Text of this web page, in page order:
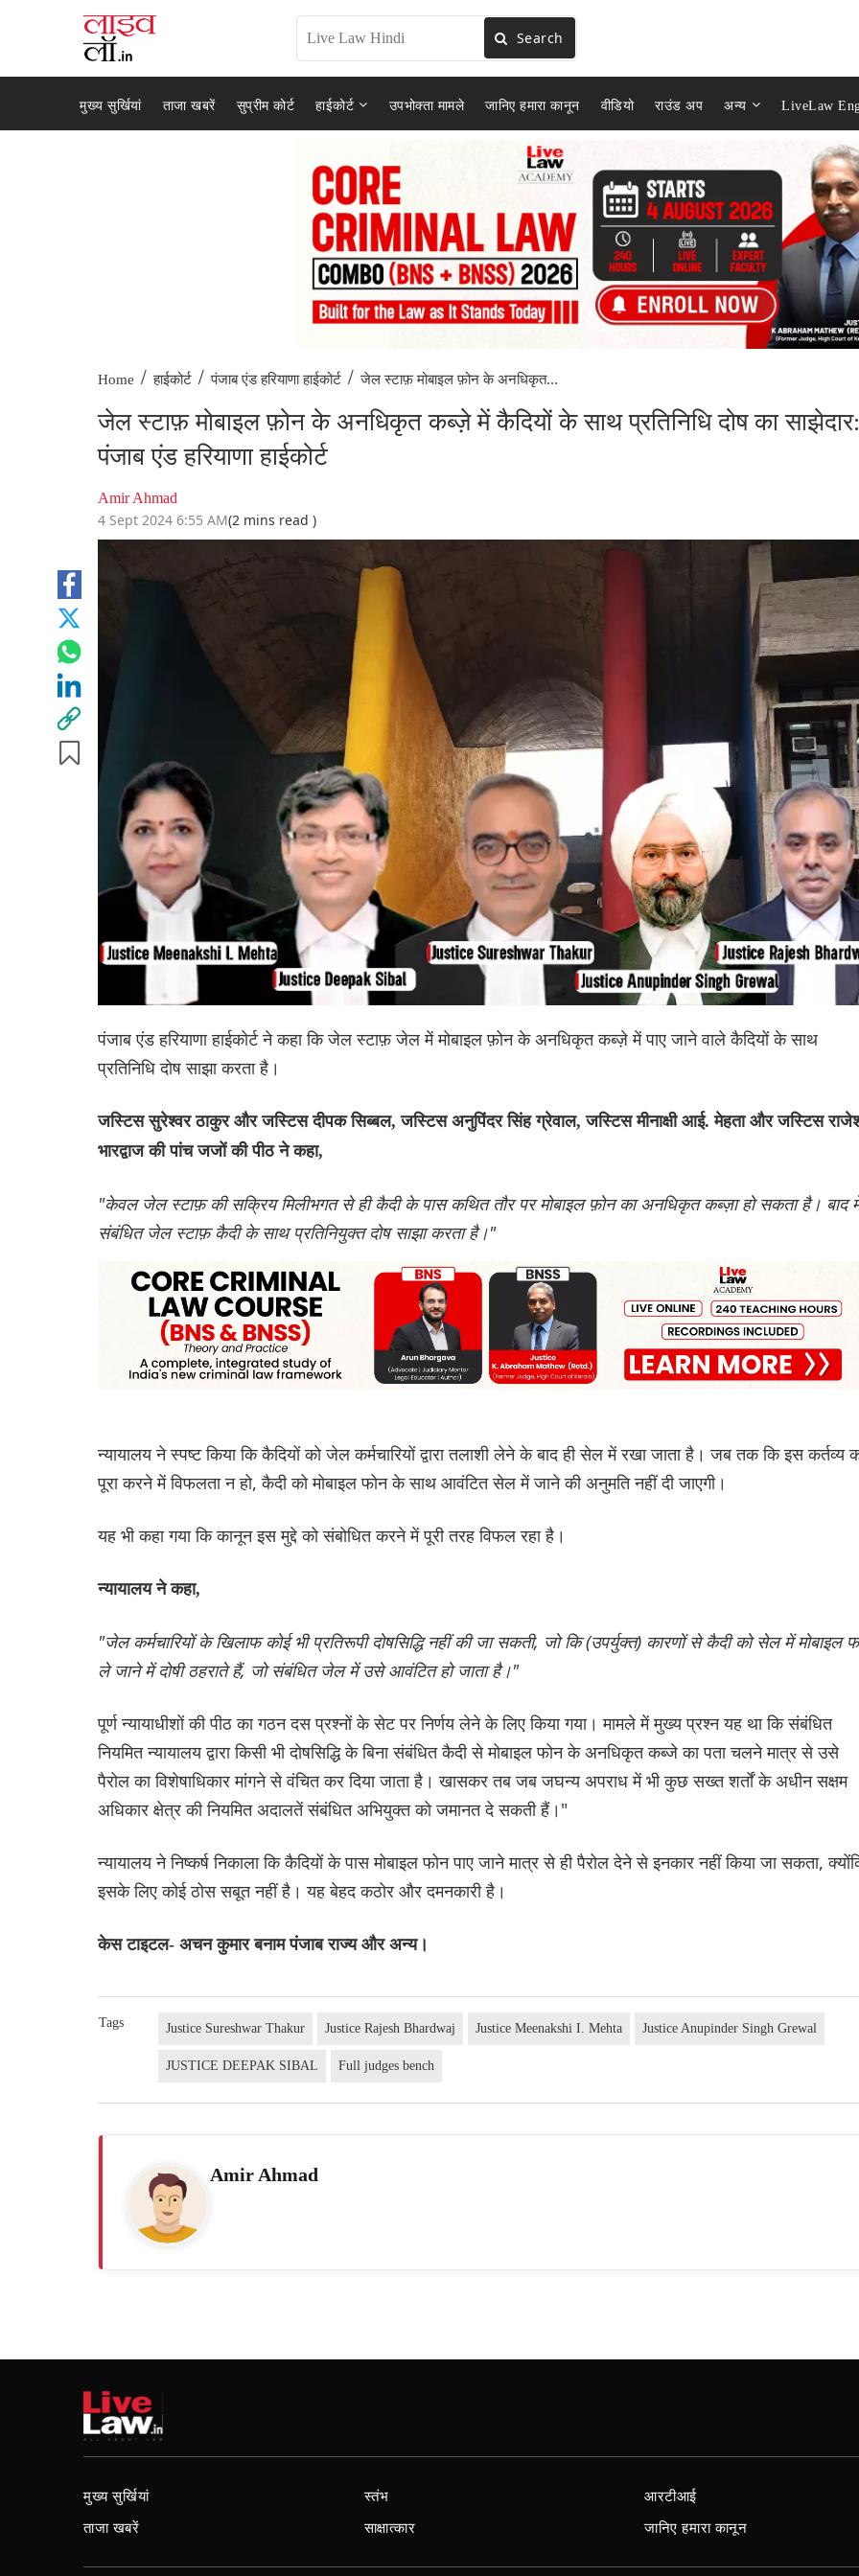
Search
मुख्य सुर्खियां ताजा खबरें सुप्रीम कोर्ट हाईकोर्ट उपभोक्ता मामले जानिए हमारा कानून वीडियो राउंड अप अन्य LiveLaw
Home / हाईकोर्ट / पंजाब एंड हरियाणा हाईकोर्ट / जेल स्टाफ़ मोबाइल फ़ोन के अनधिकृत...
जेल स्टाफ़ मोबाइल फ़ोन के अनधिकृत कब्ज़े में कैदियों के साथ प्रतिनिधि दोष का साझेदार:
पंजाब एंड हरियाणा हाईकोर्ट
Amir Ahmad
4 Sept 2024 6:55 AM(2 mins read )
पंजाब एंड हरियाणा हाईकोर्ट ने कहा कि जेल स्टाफ़ जेल में मोबाइल फ़ोन के अनधिकृत कब्ज़े में पाए जाने वाले कैदियों के साथ
प्रतिनिधि दोष साझा करता है।
जस्टिस सुरेश्वर ठाकुर और जस्टिस दीपक सिब्बल, जस्टिस अनुपिंदर सिंह ग्रेवाल, जस्टिस मीनाक्षी आई. मेहता और जस्टिस
भारद्वाज की पांच जजों की पीठ ने कहा,
"केवल जेल स्टाफ़ की सक्रिय मिलीभगत से ही कैदी के पास कथित तौर पर मोबाइल फ़ोन का अनधिकृत कब्ज़ा हो सकता है। बाद
संबंधित जेल स्टाफ़ कैदी के साथ प्रतिनियुक्त दोष साझा करता है।"
न्यायालय ने स्पष्ट किया कि कैदियों को जेल कर्मचारियों द्वारा तलाशी लेने के बाद ही सेल में रखा जाता है। जब तक कि इस कर्तव्य
पूरा करने में विफलता न हो, कैदी को मोबाइल फोन के साथ आवंटित सेल में जाने की अनुमति नहीं दी जाएगी।
यह भी कहा गया कि कानून इस मुद्दे को संबोधित करने में पूरी तरह विफल रहा है।
न्यायालय ने कहा,
"जेल कर्मचारियों के खिलाफ कोई भी प्रतिरूपी दोषसिद्धि नहीं की जा सकती, जो कि (उपर्युक्त) कारणों से कैदी को सेल में मोबाइल
ले जाने में दोषी ठहराते हैं, जो संबंधित जेल में उसे आवंटित हो जाता है।"
पूर्ण न्यायाधीशों की पीठ का गठन दस प्रश्नों के सेट पर निर्णय लेने के लिए किया गया। मामले में मुख्य प्रश्न यह था कि संबंधित
नियमित न्यायालय द्वारा किसी भी दोषसिद्धि के बिना संबंधित कैदी से मोबाइल फोन के अनधिकृत कब्जे का पता चलने मात्र से उसे
पैरोल का विशेषाधिकार मांगने से वंचित कर दिया जाता है। खासकर तब जब जघन्य अपराध में भी कुछ सख्त शर्तों के अधीन सक्षम
अधिकार क्षेत्र की नियमित अदालतें संबंधित अभियुक्त को जमानत दे सकती हैं।"
न्यायालय ने निष्कर्ष निकाला कि कैदियों के पास मोबाइल फोन पाए जाने मात्र से ही पैरोल देने से इनकार नहीं किया जा सकता,
इसके लिए कोई ठोस सबूत नहीं है। यह बेहद कठोर और दमनकारी है।
केस टाइटल- अचन कुमार बनाम पंजाब राज्य और अन्य।
Tags Justice Sureshwar Thakur Justice Rajesh Bhardwaj Justice Meenakshi I. Mehta Justice Anupinder Singh Grewal
JUSTICE DEEPAK SIBAL Full judges bench
Amir Ahmad
मुख्य सुर्खियां
ताजा खबरें
स्तंभ
साक्षात्कार
आरटीआई
जानिए हमारा कानून